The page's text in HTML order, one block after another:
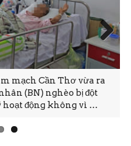
mạch Cần Thơ vừa ra
(BN) nghèo bị đột
hoạt động không vì …
Next